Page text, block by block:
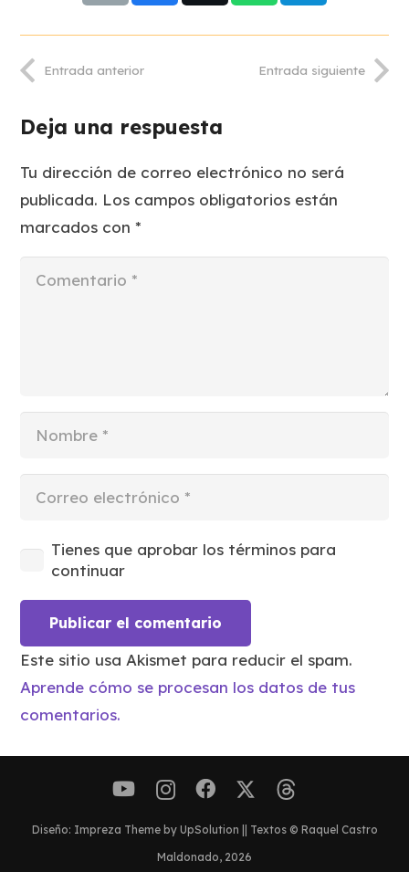
Entrada anterior Entrada siguiente
Deja una respuesta
Tu dirección de correo electrónico no será
publicada. Los campos obligatorios están
marcados con*
Tienes que aprobar los términos para
continuar
Publicar el comentario
Este sitio usa Akismet para reducir el spam.
Aprende cómo se procesan los datos de tus
comentarios.
Diseño: Impreza Theme by UpSolution || Textos © Raquel Castro
Maldonado, 2026